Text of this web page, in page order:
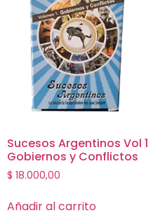
Sucesos Argentinos Vol 1
Gobiernos y Conflictos
$ 18.000,00
Añadir al carrito